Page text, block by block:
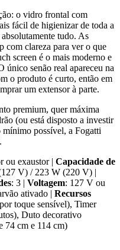
o vidro frontal com
fácil de higienizar de toda a
tudo. As
com clareza para ver o que
screen é o mais moderno e
único senão real apareceu na
o produto é curto, então em
um extensor à parte.
premium, quer máxima
(ou está disposto a investir
mínimo possível, a Fogatti
ou exaustor | Capacidade de
V) / 223 W (220 V) |
: 3 | Voltagem: 127 V ou
ativado | Recursos
toque sensível), Timer
Duto decorativo
74 cm e 114 cm)